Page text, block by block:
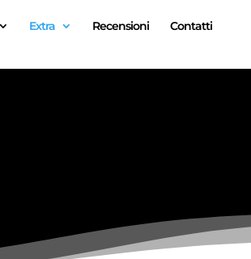
Extra Recensioni Contatti